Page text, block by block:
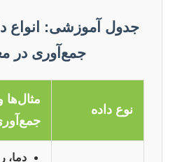
جدول آموزشی: انواع
جمع‌آوری در
نوع داده
دما،